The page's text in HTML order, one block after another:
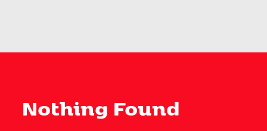
Nothing Found